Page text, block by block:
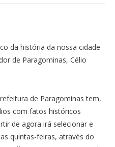
da história da nossa cidade
de Paragominas, Célio
de Paragominas tem,
com fatos históricos
de agora irá selecionar e
quintas-feiras, através do